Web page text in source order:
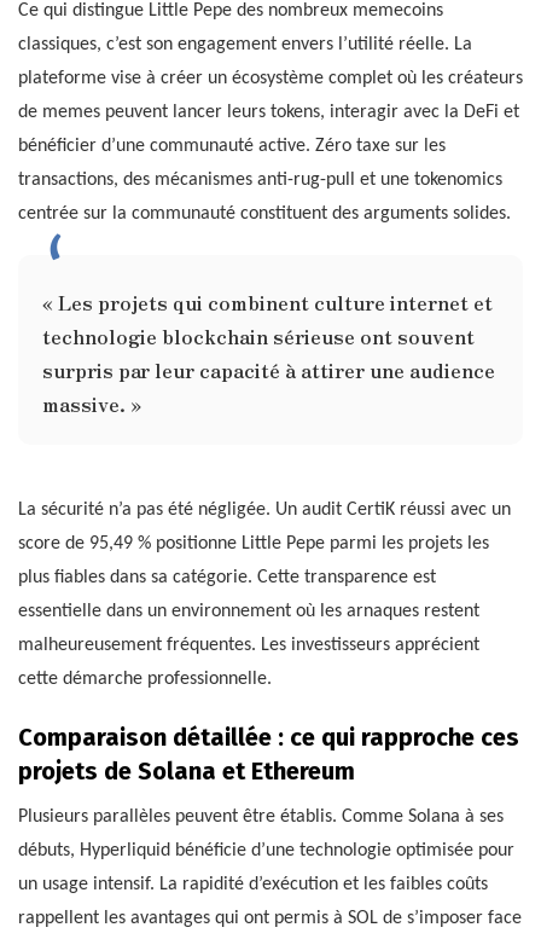
Ce qui distingue Little Pepe des nombreux memecoins
classiques, c’est son engagement envers l’utilité réelle. La
plateforme vise à créer un écosystème complet où les créateurs
de memes peuvent lancer leurs tokens, interagir avec la DeFi et
bénéficier d’une communauté active. Zéro taxe sur les
transactions, des mécanismes anti-rug-pull et une tokenomics
centrée sur la communauté constituent des arguments solides.
« Les projets qui combinent culture internet et
technologie blockchain sérieuse ont souvent
surpris par leur capacité à attirer une audience
massive. »
La sécurité n’a pas été négligée. Un audit CertiK réussi avec un
score de 95,49 % positionne Little Pepe parmi les projets les
plus fiables dans sa catégorie. Cette transparence est
essentielle dans un environnement où les arnaques restent
malheureusement fréquentes. Les investisseurs apprécient
cette démarche professionnelle.
Comparaison détaillée : ce qui rapproche ces
projets de Solana et Ethereum
Plusieurs parallèles peuvent être établis. Comme Solana à ses
débuts, Hyperliquid bénéficie d’une technologie optimisée pour
un usage intensif. La rapidité d’exécution et les faibles coûts
rappellent les avantages qui ont permis à SOL de s’imposer face